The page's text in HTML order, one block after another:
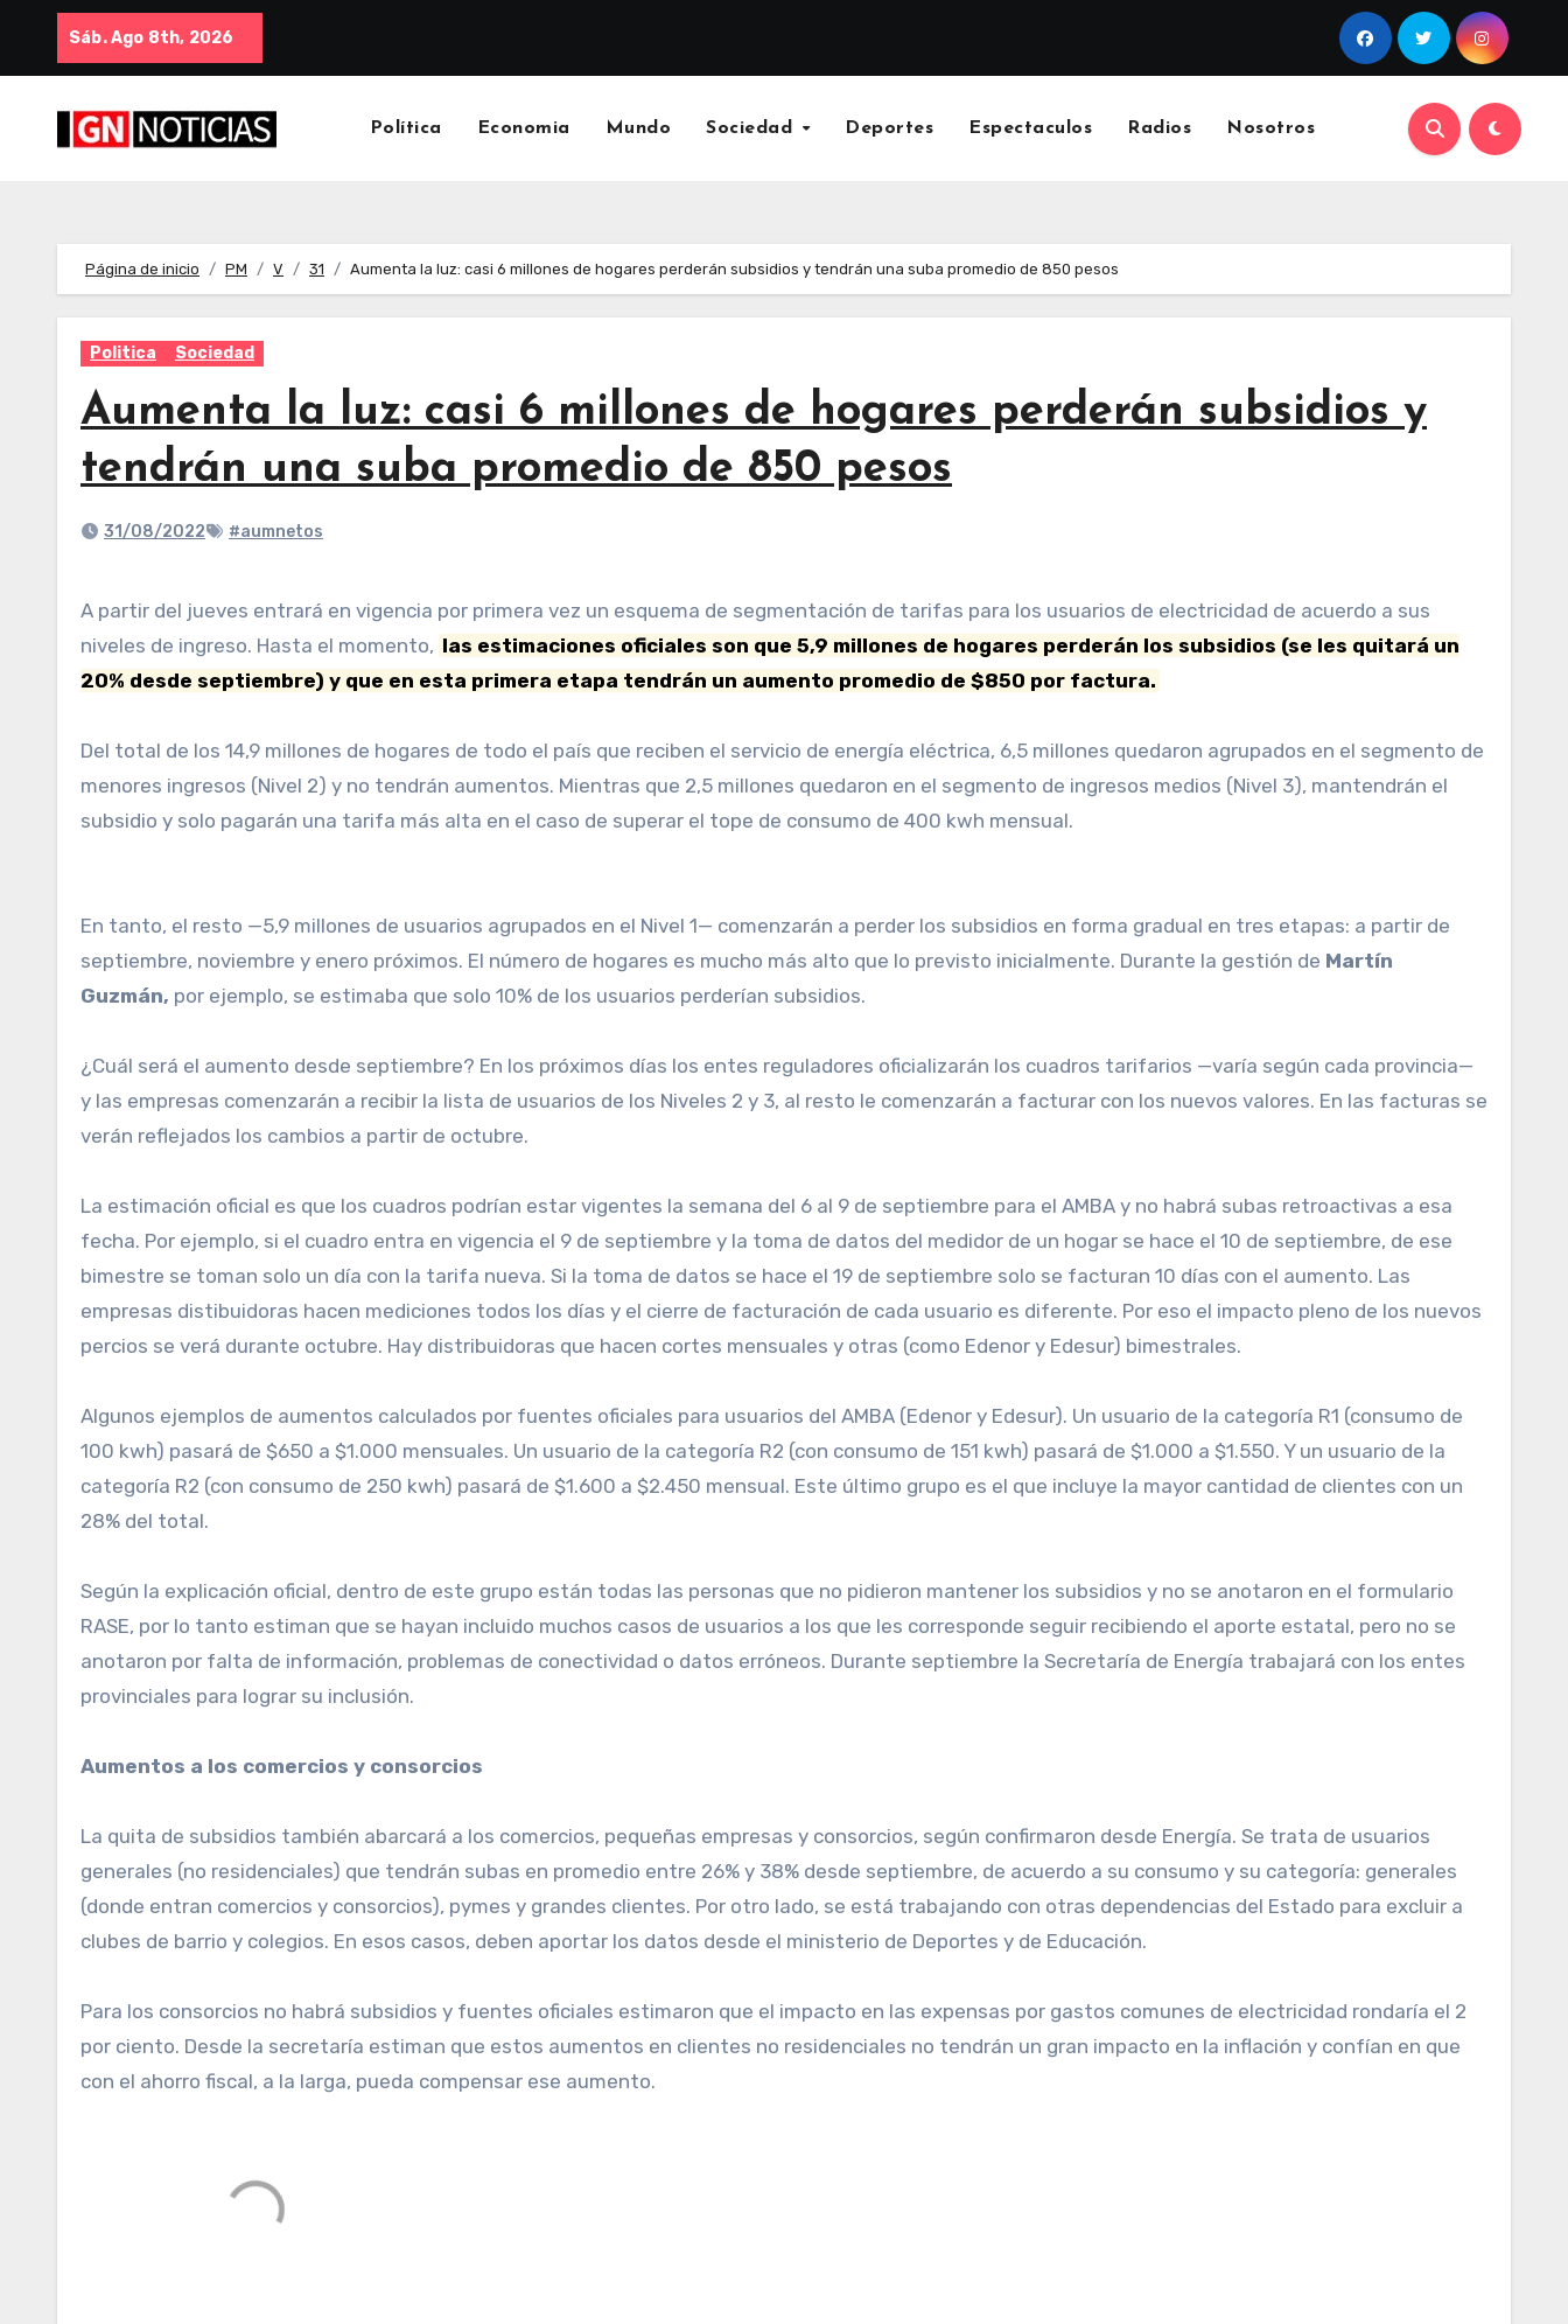
Sáb. Ago 8th, 2026
Política Economia Mundo Sociedad Deportes Espectaculos Radios Nosotros
Página de inicio PM V 31 Aumenta la luz: casi 6 millones de hogares perderán subsidios y tendrán una suba promedio de 850 pesos
Politica Sociedad
Aumenta la luz: casi 6 millones de hogares perderán subsidios y
tendrán una suba promedio de 850 pesos
31/08/2022 #aumnetos
A partir del jueves entrará en vigencia por primera vez un esquema de segmentación de tarifas para los usuarios de electricidad de acuerdo a sus
niveles de ingreso. Hasta el momento, las estimaciones oficiales son que 5,9 millones de hogares perderán los subsidios (se les quitará un
20% desde septiembre) y que en esta primera etapa tendrán un aumento promedio de $850 por factura.
Del total de los 14,9 millones de hogares de todo el país que reciben el servicio de energía eléctrica, 6,5 millones quedaron agrupados en el segmento de
menores ingresos (Nivel 2) y no tendrán aumentos. Mientras que 2,5 millones quedaron en el segmento de ingresos medios (Nivel 3), mantendrán el
subsidio y solo pagarán una tarifa más alta en el caso de superar el tope de consumo de 400 kwh mensual.
En tanto, el resto —5,9 millones de usuarios agrupados en el Nivel 1— comenzarán a perder los subsidios en forma gradual en tres etapas: a partir de
septiembre, noviembre y enero próximos. El número de hogares es mucho más alto que lo previsto inicialmente. Durante la gestión de Martín
Guzmán, por ejemplo, se estimaba que solo 10% de los usuarios perderían subsidios.
¿Cuál será el aumento desde septiembre? En los próximos días los entes reguladores oficializarán los cuadros tarifarios —varía según cada provincia—
y las empresas comenzarán a recibir la lista de usuarios de los Niveles 2 y 3, al resto le comenzarán a facturar con los nuevos valores. En las facturas se
verán reflejados los cambios a partir de octubre.
La estimación oficial es que los cuadros podrían estar vigentes la semana del 6 al 9 de septiembre para el AMBA y no habrá subas retroactivas a esa
fecha. Por ejemplo, si el cuadro entra en vigencia el 9 de septiembre y la toma de datos del medidor de un hogar se hace el 10 de septiembre, de ese
bimestre se toman solo un día con la tarifa nueva. Si la toma de datos se hace el 19 de septiembre solo se facturan 10 días con el aumento. Las
empresas distibuidoras hacen mediciones todos los días y el cierre de facturación de cada usuario es diferente. Por eso el impacto pleno de los nuevos
percios se verá durante octubre. Hay distribuidoras que hacen cortes mensuales y otras (como Edenor y Edesur) bimestrales.
Algunos ejemplos de aumentos calculados por fuentes oficiales para usuarios del AMBA (Edenor y Edesur). Un usuario de la categoría R1 (consumo de
100 kwh) pasará de $650 a $1.000 mensuales. Un usuario de la categoría R2 (con consumo de 151 kwh) pasará de $1.000 a $1.550. Y un usuario de la
categoría R2 (con consumo de 250 kwh) pasará de $1.600 a $2.450 mensual. Este último grupo es el que incluye la mayor cantidad de clientes con un
28% del total.
Según la explicación oficial, dentro de este grupo están todas las personas que no pidieron mantener los subsidios y no se anotaron en el formulario
RASE, por lo tanto estiman que se hayan incluido muchos casos de usuarios a los que les corresponde seguir recibiendo el aporte estatal, pero no se
anotaron por falta de información, problemas de conectividad o datos erróneos. Durante septiembre la Secretaría de Energía trabajará con los entes
provinciales para lograr su inclusión.
Aumentos a los comercios y consorcios
La quita de subsidios también abarcará a los comercios, pequeñas empresas y consorcios, según confirmaron desde Energía. Se trata de usuarios
generales (no residenciales) que tendrán subas en promedio entre 26% y 38% desde septiembre, de acuerdo a su consumo y su categoría: generales
(donde entran comercios y consorcios), pymes y grandes clientes. Por otro lado, se está trabajando con otras dependencias del Estado para excluir a
clubes de barrio y colegios. En esos casos, deben aportar los datos desde el ministerio de Deportes y de Educación.
Para los consorcios no habrá subsidios y fuentes oficiales estimaron que el impacto en las expensas por gastos comunes de electricidad rondaría el 2
por ciento. Desde la secretaría estiman que estos aumentos en clientes no residenciales no tendrán un gran impacto en la inflación y confían en que
con el ahorro fiscal, a la larga, pueda compensar ese aumento.